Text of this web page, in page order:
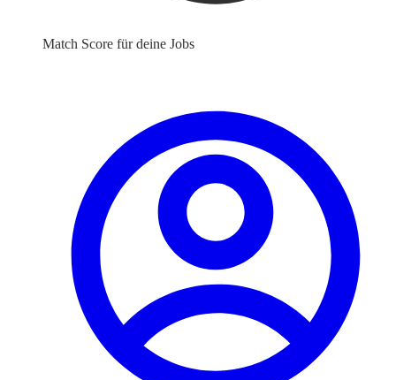
Match Score für deine Jobs